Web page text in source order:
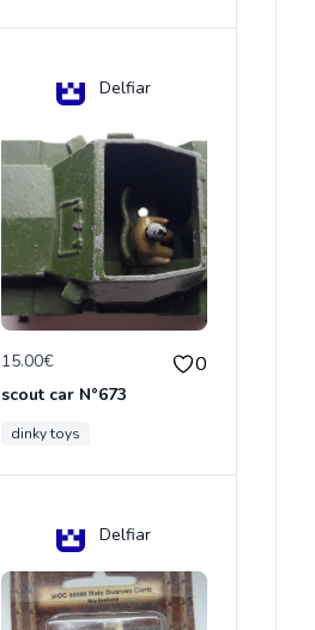
Delfiar
15.00€ 0
scout car N°673
dinky toys
Delfiar